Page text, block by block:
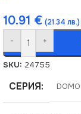
10.91 € (21.34 лв.)
- +
SKU: 24755
СЕРИЯ DOMO